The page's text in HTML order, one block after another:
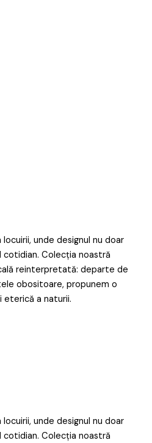
unde designul nu doar
cotidian. Colecția noastră
reinterpretată: departe de
obositoare, propunem o
eterică a naturii.
unde designul nu doar
cotidian. Colecția noastră